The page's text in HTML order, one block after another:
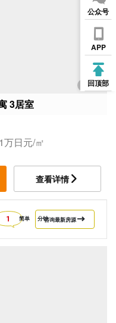
1/4
3居室
万日元/㎡
查看详情
简单 分钟咨询最新房源
公众号
APP
回顶部